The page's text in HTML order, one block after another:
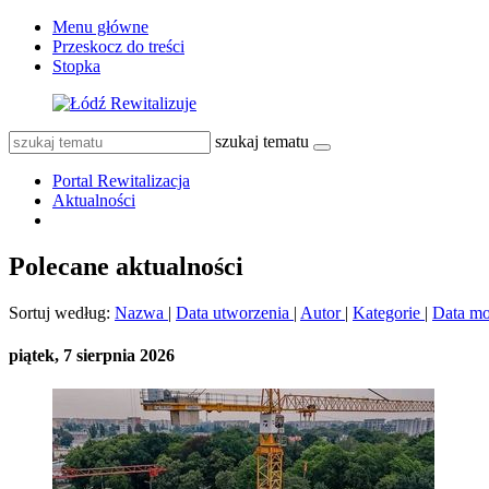
Menu główne
Przeskocz do treści
Stopka
szukaj tematu
Portal Rewitalizacja
Aktualności
Polecane aktualności
Sortuj według: Nazwa | Data utworzenia | Autor | Kategorie | Data
piątek, 7 sierpnia 2026